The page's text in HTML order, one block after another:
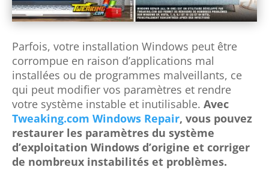
Parfois, votre installation Windows peut être
corrompue en raison d’applications mal
installées ou de programmes malveillants, ce
qui peut modifier vos paramètres et rendre
votre système instable et inutilisable. Avec
Tweaking.com Windows Repair, vous pouvez
restaurer les paramètres du système
d’exploitation Windows d’origine et corriger
de nombreux instabilités et problèmes.